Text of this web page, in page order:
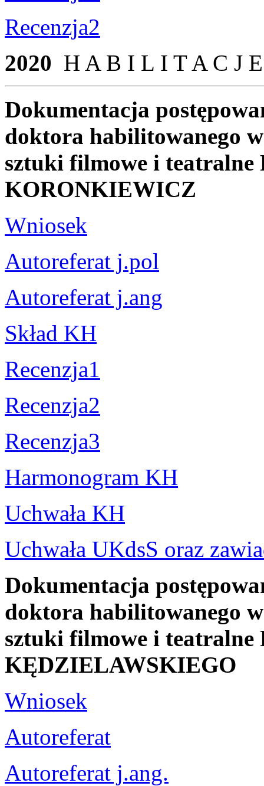
Recenzja2
2020 H A B I L I T A C J E
Dokumentacja
doktora habilitowanego
sztuki filmowe i
KORONKIEWICZ
Wniosek
Autoreferat j.pol
Autoreferat j.ang
Skład KH
Recenzja1
Recenzja2
Recenzja3
Harmonogram KH
Uchwała KH
Uchwała UKdsS oraz
Dokumentacja
doktora habilitowanego
sztuki filmowe i teatralne
KĘDZIELAWSKIEGO
Wniosek
Autoreferat
Autoreferat j.ang.